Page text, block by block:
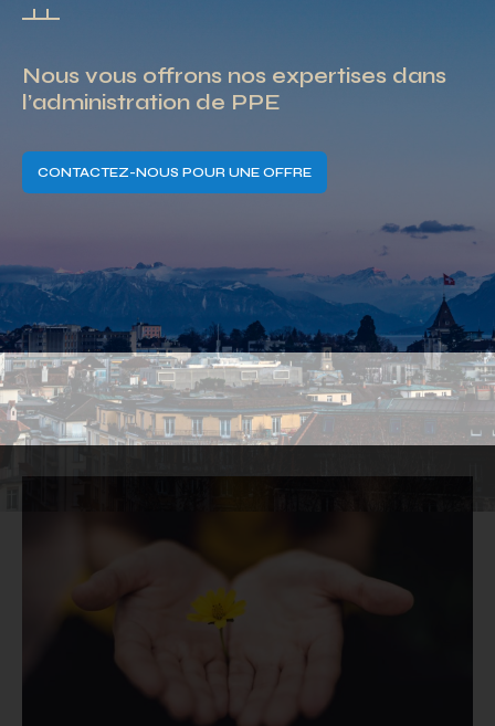
Nous vous offrons nos expertises dans
l’administration de PPE
CONTACTEZ-NOUS POUR UNE OFFRE